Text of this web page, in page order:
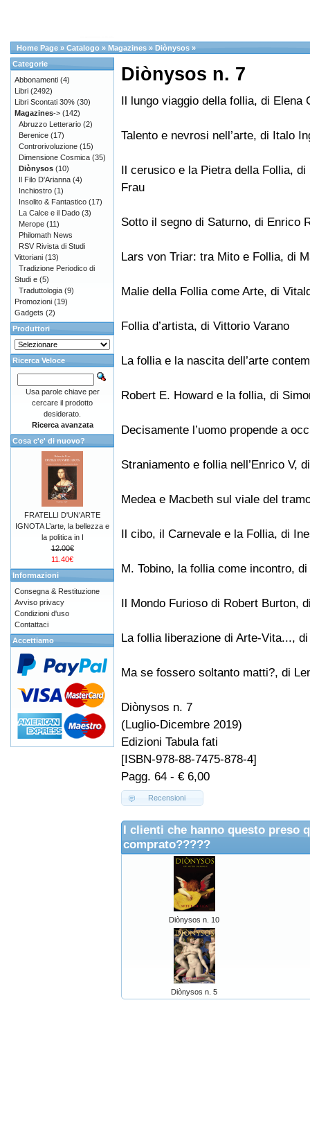
Home Page » Catalogo » Magazines » Diònysos »
Diònysos n. 7
Il lungo viaggio della follia, di Elena
Talento e nevrosi nell’arte, di Italo
Il cerusico e la Pietra della Follia, di
Frau
Sotto il segno di Saturno, di Enrico
Lars von Triar: tra Mito e Follia, di
Malie della Follia come Arte, di
Follia d’artista, di Vittorio Varano
La follia e la nascita dell’arte
Robert E. Howard e la follia, di
Decisamente l’uomo propende a
Straniamento e follia nell’Enrico V,
Medea e Macbeth sul viale del
Il cibo, il Carnevale e la Follia, di
M. Tobino, la follia come incontro,
Il Mondo Furioso di Robert Burton,
La follia liberazione di Arte-Vita...,
Ma se fossero soltanto matti?, di
Diònysos n. 7
(Luglio-Dicembre 2019)
Edizioni Tabula fati
[ISBN-978-88-7475-878-4]
Pagg. 64 - € 6,00
Recensioni
I clienti che hanno questo preso
comprato?????
Diònysos n. 10
Diònysos n. 5
Categorie
Abbonamenti (4)
Libri (2492)
Libri Scontati 30% (30)
Magazines-> (142)
Abruzzo Letterario (2)
Berenice (17)
Controrivoluzione (15)
Dimensione Cosmica (35)
Diònysos (10)
Il Filo D'Arianna (4)
Inchiostro (1)
Insolito & Fantastico (17)
La Calce e il Dado (3)
Merope (11)
Philomath News
RSV Rivista di Studi
Vittoriani (13)
Tradizione Periodico di
Studi e (5)
Traduttologia (9)
Promozioni (19)
Gadgets (2)
Produttori
Ricerca Veloce
Usa parole chiave per
cercare il prodotto
desiderato.
Ricerca avanzata
Cosa c'e' di nuovo?
FRATELLI D'UN'ARTE
IGNOTA L’arte, la bellezza e
la politica in I
12.00€
11.40€
Informazioni
Consegna & Restituzione
Avviso privacy
Condizioni d'uso
Contattaci
Accettiamo